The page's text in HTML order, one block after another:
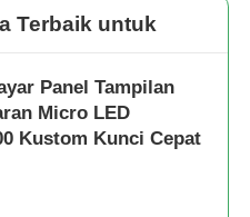
Terbaik untuk
Panel Tampilan
Micro LED
Kustom Kunci Cepat